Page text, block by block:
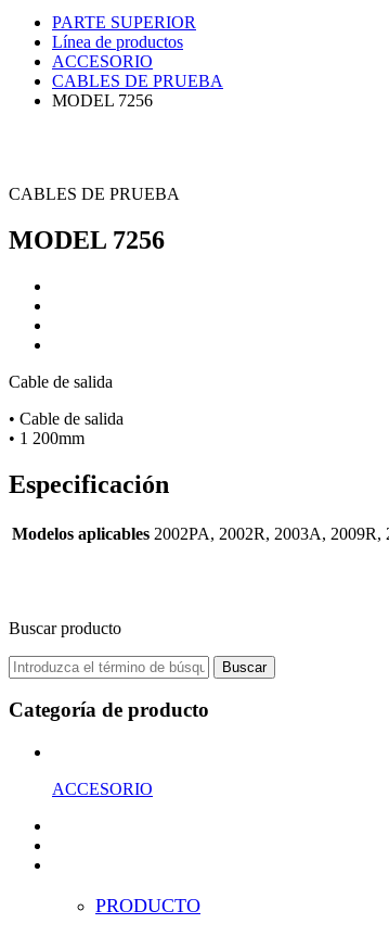
PARTE SUPERIOR
Línea de productos
ACCESORIO
CABLES DE PRUEBA
MODEL 7256
CABLES DE PRUEBA
MODEL 7256
Cable de salida
• Cable de salida
• 1 200mm
Especificación
Modelos aplicables 2002PA, 2002R, 2003A, 2009R,
Buscar producto
Buscar
Categoría de producto
ACCESORIO
PRODUCTO